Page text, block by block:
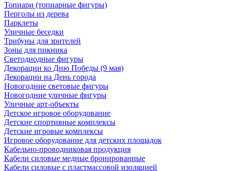
Топиари (топиарные фигуры)
Перголы из дерева
Парклеты
Уличные беседки
Трибуны для зрителей
Зоны для пикника
Светодиодные фигуры
Декорации ко Дню Победы (9 мая)
Декорации на День города
Новогодние световые фигуры
Новогодние уличные фигуры
Уличные арт-объекты
Детское игровое оборудование
Детские спортивные комплексы
Детские игровые комплексы
Игровое оборудование для детских площадок
Кабельно-проводниковая продукция
Кабели силовые медные бронированные
Кабели силовые с пластмассовой изоляцией